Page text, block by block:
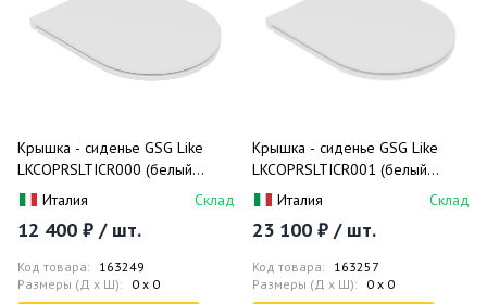
Крышка - сиденье GSG Like
LKCOPRSLTICR000 (белый
глянцевый)
Италия Склад
12 400 ₽ / шт.
Код товара: 163249
Размеры (Д x Ш): 0 x 0
Крышка - сиденье GSG Like
LKCOPRSLTICR001 (белый
матовый)
Италия Склад
23 100 ₽ / шт.
Код товара: 163257
Размеры (Д x Ш): 0 x 0